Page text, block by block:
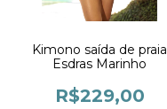
Kimono saída de praia
Esdras Marinho
R$229,00